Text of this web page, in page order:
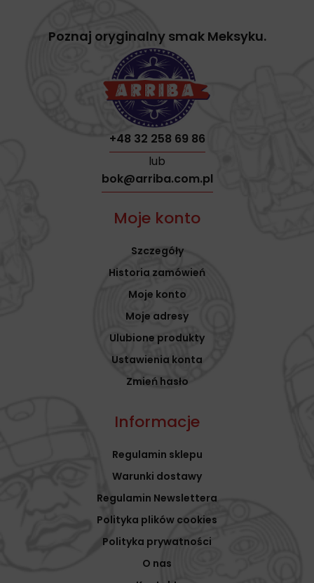
Poznaj oryginalny smak Meksyku.
+48 32 258 69 86
lub
bok@arriba.com.pl
Moje konto
Szczegóły
Historia zamówień
Moje konto
Moje adresy
Ulubione produkty
Ustawienia konta
Zmień hasło
Informacje
Regulamin sklepu
Warunki dostawy
Regulamin Newslettera
Polityka plików cookies
Polityka prywatności
O nas